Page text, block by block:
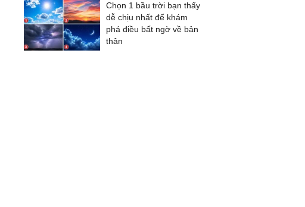
Chọn 1 bầu trời bạn thấy
dễ chịu nhất để khám
phá điều bất ngờ về bản
thân